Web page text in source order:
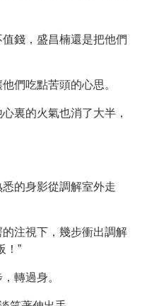
錢，盛昌楠還是把他們
們吃點苦頭的心思。
裏的火氣也消了大半，
的身影從調解室外走
注視下，幾步衝出調解
！”
轉過身。